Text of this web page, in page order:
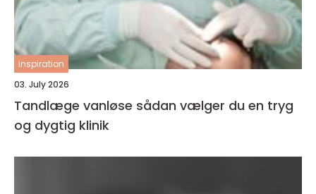
inspiration
03. July 2026
Tandlæge vanløse sådan vælger du en tryg
og dygtig klinik